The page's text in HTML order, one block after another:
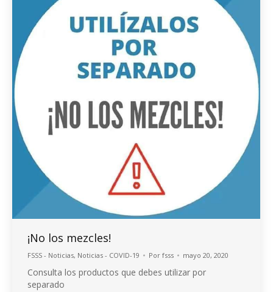
¡No los mezcles!
FSSS - Noticias, Noticias - COVID-19 Por fsss mayo 20, 2020
Consulta los productos que debes utilizar por
separado